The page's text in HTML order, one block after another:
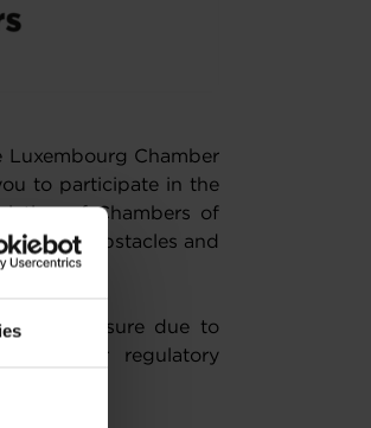
Luxembourg Chamber
to participate in the
of Chambers of
market obstacles and
pressure due to
trade or regulatory